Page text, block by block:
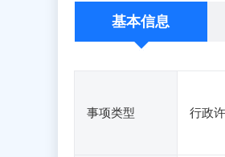
基本信息
事项类型 行政